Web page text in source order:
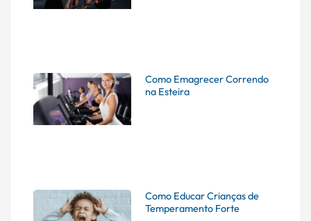
Como Emagrecer Correndo
na Esteira
Como Educar Crianças de
Temperamento Forte